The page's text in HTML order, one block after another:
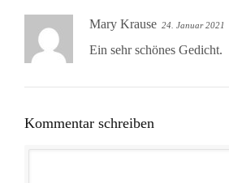
Mary Krause 24. Januar 2021
Ein sehr schönes Gedicht.
Kommentar schreiben